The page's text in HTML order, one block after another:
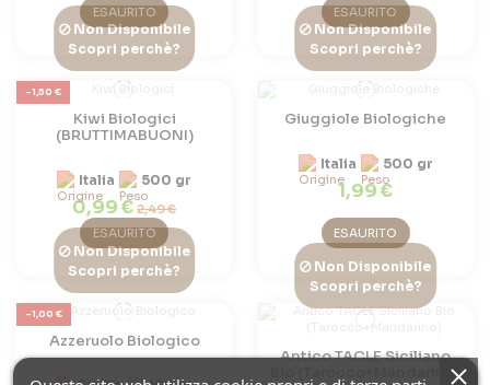
ESAURITO ESAURITO
-1,50 €
Non Disponibile
Scopri perchè?
Kiwi Biologici
(BRUTTIMABUONI)
Italia 500 gr
0,99 €2,49 €
ESAURITO
Non Disponibile
Scopri perchè?
Giuggiole Biologiche
Italia 500 gr
1,99 €
ESAURITO
-1,00 €
Non Disponibile
Scopri perchè?
Azzeruolo Biologico
Non Disponibile
Scopri perchè?
Antico TACLE Siciliano
Bio (Tarocco+Mandarino)